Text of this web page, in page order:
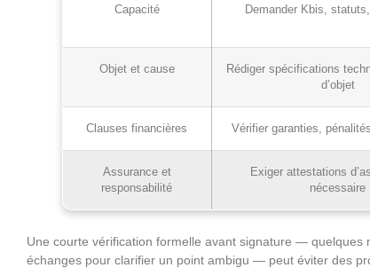
Capacité Demander Kbis,
Objet et cause
Rédiger spécifications
d’objet
Clauses financières Vérifier garanties,
Assurance et
responsabilité
Exiger attestations
nécessaire
Une courte vérification formelle avant signature —
échanges pour clarifier un point ambigu — peut éviter des